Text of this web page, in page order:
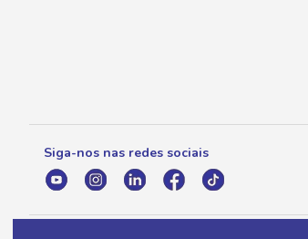
Siga-nos nas redes sociais